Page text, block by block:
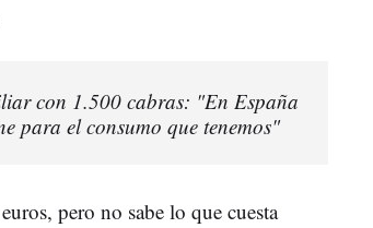
con 1.500 cabras: "En España
para el consumo que tenemos"
pero no sabe lo que cuesta